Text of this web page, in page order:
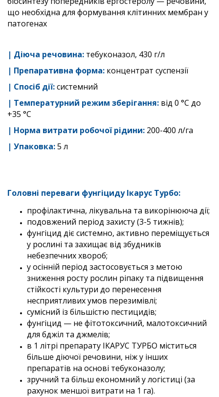
що необхідна для формування клітинних мембран у
патогенах
| Діюча речовина: тебуконазол, 430 г/л
| Препаративна форма: концентрат суспензії
| Спосіб дії:системний
| Температурний режим зберігання: від 0 °С до
+35 °С
| Норма витрати робочої рiдини: 200-400 л/га
| Упаковка:5 л
Головні переваги фунгіциду Ікарус Турбо:
профілактична, лікувальна та викорінююча дії;
подовжений період захисту (3-5 тижнів);
фунгіцид діє системно, активно переміщується
у рослині та захищає від збудників
небезпечних хвороб;
у осінній період застосовується з метою
зниження росту рослин ріпаку та підвищення
стійкості культури до перенесення
несприятливих умов перезимівлі;
сумісний із більшістю пестицидів;
фунгіцид — не фітотоксичний, малотоксичний
для бджіл та джмелів;
в 1 літрі препарату ІКАРУС ТУРБО міститься
більше діючої речовини, ніж у інших
препаратів на основі тебуконазолу;
зручний та більш економний у логістиці (за
рахунок меншої витрати на 1 га).